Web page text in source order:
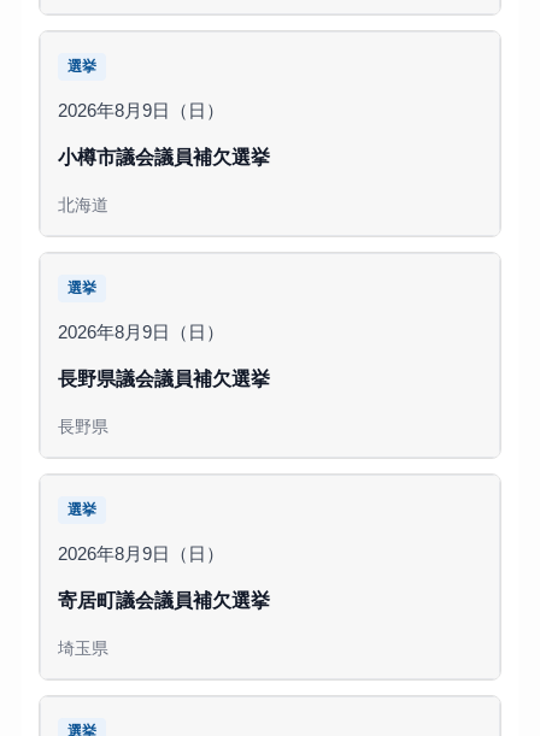
選挙
2026年8月9日（日）
小樽市議会議員補欠選挙
北海道
選挙
2026年8月9日（日）
長野県議会議員補欠選挙
長野県
選挙
2026年8月9日（日）
寄居町議会議員補欠選挙
埼玉県
選挙